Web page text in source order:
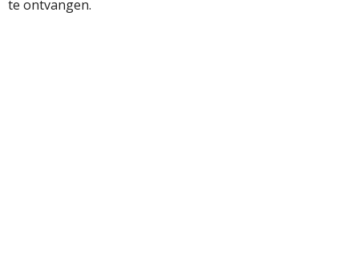
te ontvangen.